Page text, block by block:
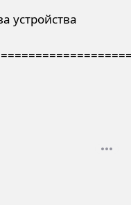
устройства